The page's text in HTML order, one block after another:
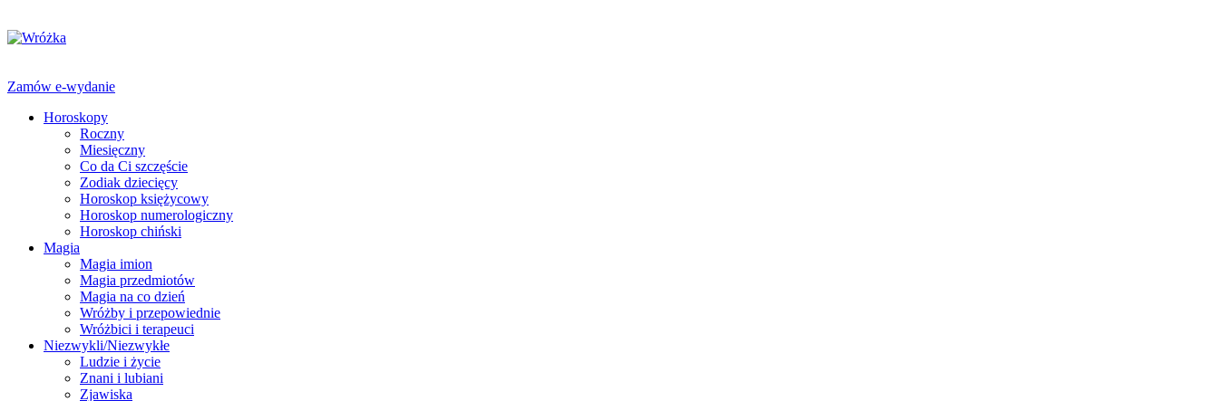
Zamów e-wydanie
Horoskopy
Roczny
Miesięczny
Co da Ci szczęście
Zodiak dziecięcy
Horoskop księżycowy
Horoskop numerologiczny
Horoskop chiński
Magia
Magia imion
Magia przedmiotów
Magia na co dzień
Wróżby i przepowiednie
Wróżbici i terapeuci
Niezwykli/Niezwykłe
Ludzie i życie
Znani i lubiani
Zjawiska